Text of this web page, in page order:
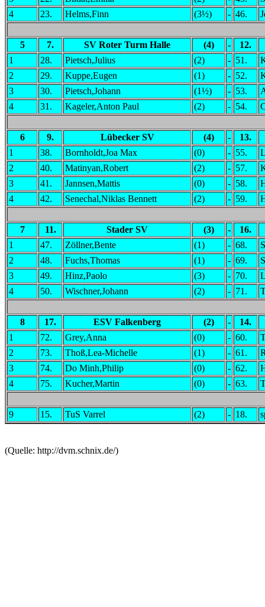
4
23. Helms,Finn (3½) - 46.
5 7. SV Roter Turm Halle (4) -
12.
1
28. Pietsch,Julius (2) - 51.
2
29. Kuppe,Eugen (1) - 52.
3
30. Pietsch,Johann (1½) - 53.
4
31. Kageler,Anton Paul (2) - 54.
6 9. Lübecker SV (4) -
13.
1
38. Bornholdt,Joa Max (0) - 55.
2
40. Matinyan,Robert (2) - 57.
3
41. Jannsen,Mattis (0) - 58.
4
42. Senechal,Niklas Bennett (2) - 59.
7 11. Stader SV (3) -
16.
1
47. Zöllner,Bente (1) - 68.
2
48. Fuchs,Thomas (1) - 69.
3
49. Hinz,Paolo (3) - 70.
4
50. Wischner,Johann (2) - 71.
8 17. ESV Falkenberg (2) -
14.
1
72. Grey,Anna (0) - 60.
2
73. Thoß,Lea-Michelle (1) - 61.
3
74. Do Minh,Philip (0) - 62.
4
75. Kucher,Martin (0) - 63.
9 15. TuS Varrel (2) - 18.
(Quelle: http://dvm.schnix.de/)